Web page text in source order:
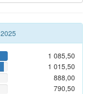
1 085,50
1 015,50
888,00
790,50